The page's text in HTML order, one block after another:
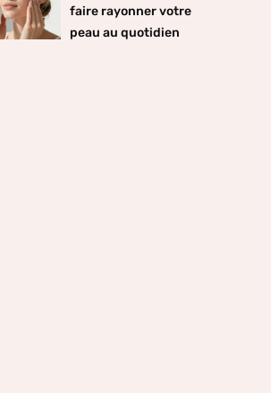
faire rayonner votre
peau au quotidien